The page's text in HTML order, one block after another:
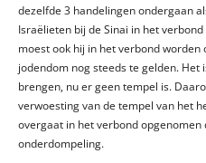
dezelfde 3 handelingen ondergaan
Israëlieten bij de Sinai in het
moest ook hij in het verbond
jodendom nog steeds te gelden.
brengen, nu er geen tempel is.
verwoesting van de tempel van het
overgaat in het verbond opgenomen
onderdompeling.